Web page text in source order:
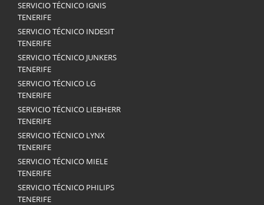
SERVICIO TÉCNICO IGNIS
TENERIFE
SERVICIO TÉCNICO INDESIT
TENERIFE
SERVICIO TÉCNICO JUNKERS
TENERIFE
SERVICIO TÉCNICO LG
TENERIFE
SERVICIO TÉCNICO LIEBHERR
TENERIFE
SERVICIO TÉCNICO LYNX
TENERIFE
SERVICIO TÉCNICO MIELE
TENERIFE
SERVICIO TÉCNICO PHILIPS
TENERIFE